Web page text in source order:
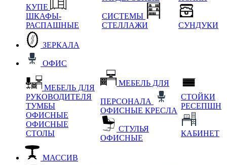
КУПЕ
ШКАФЫ-
РАСПАШНЫЕ
СИСТЕМЫ
СТЕЛЛАЖИ
СУНДУКИ
ЗЕРКАЛА
ОФИС
МЕБЕЛЬ ДЛЯ
РУКОВОДИТЕЛЯ
ТУМБЫ
ОФИСНЫЕ
ОФИСНЫЕ
СТОЛЫ
МЕБЕЛЬ ДЛЯ
ПЕРСОНАЛА
ОФИСНЫЕ КРЕСЛА
СТУЛЬЯ
ОФИСНЫЕ
СТОЙКИ
РЕСЕПШН
КАБИНЕТ
МАССИВ